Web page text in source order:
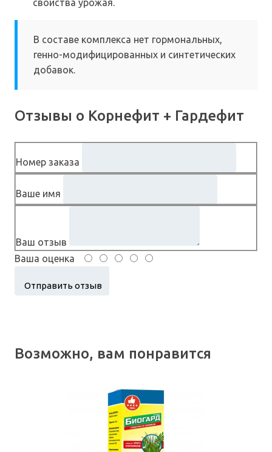
свойства урожая.
В составе комплекса нет гормональных,
генно-модифицированных и синтетических
добавок.
Отзывы о Корнефит + Гардефит
Номер заказа
Ваше имя
Ваш отзыв
Ваша оценка
Возможно, вам понравится